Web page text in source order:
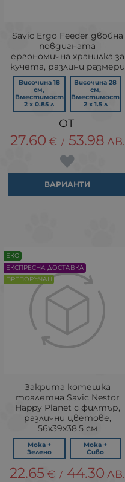
Savic Ergo Feeder двойна
повдигната
ергономична хранилка за
кучета, разлини размери
Височина 18
см,
Вместимост
2 х 0.85 л
Височина 28
см,
Вместимост
2 х 1.5 л
27.60 € / 53.98 ЛВ.
ВАРИАНТИ
Закрита котешка
тоалетна Savic Nestor
Happy Planet с филтър,
различни цветове,
56x39x38.5 см
Мока +
Зелено
Мока +
Сиво
22.65 € / 44.30 ЛВ.
ЕКО
ЕКСПРЕСНА ДОСТАВКА
ПРЕПОРЪЧАН